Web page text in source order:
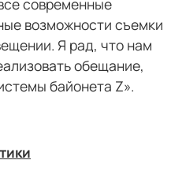
современные
возможности съемки
Я рад, что нам
обещание,
байонета Z».